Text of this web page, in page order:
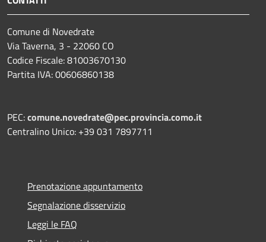
Comune di Novedrate
Via Taverna, 3 - 22060 CO
Codice Fiscale: 81003670130
Partita IVA: 00606860138
PEC:comune.novedrate@pec.provincia.como.it
Centralino Unico: +39 031 7897711
Prenotazione appuntamento
Segnalazione disservizio
Leggi le FAQ